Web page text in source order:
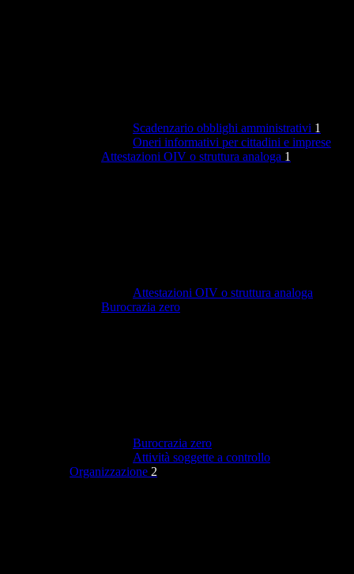
Scadenzario obblighi amministrativi 1
Oneri informativi per cittadini e imprese
Attestazioni OIV o struttura analoga 1
Attestazioni OIV o struttura analoga
Burocrazia zero
Burocrazia zero
Attività soggette a controllo
Organizzazione 2